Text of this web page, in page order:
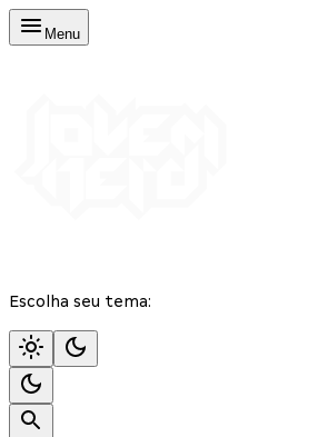
Menu
Escolha seu tema: